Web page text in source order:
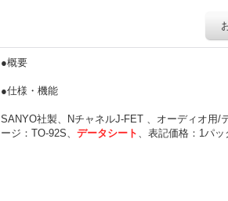
●概要
●仕様・機能
SANYO社製、NチャネルJ-FET 、オーディオ用/
ージ：TO-92S、 データシート 、表記価格：1パッ